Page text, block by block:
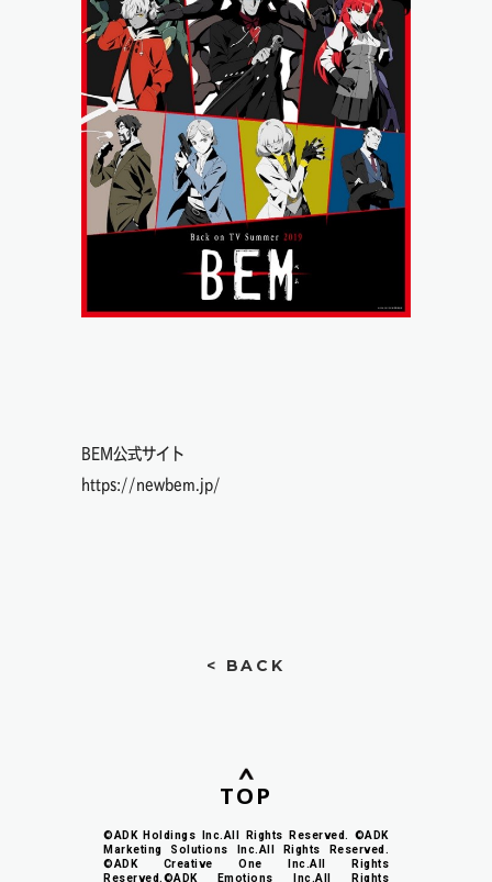
BEM公式サイト
https://newbem.jp/
< BACK
TOP
©ADK Holdings Inc.All Rights Reserved. ©ADK
Marketing Solutions Inc.All Rights Reserved.
©ADK Creative One Inc.All Rights
Reserved.©ADK Emotions Inc.All Rights